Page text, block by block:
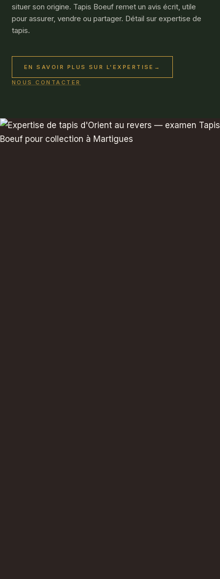
situer son origine. Tapis Boeuf remet un avis écrit, utile
pour assurer, vendre ou partager. Détail sur expertise de
tapis.
EN SAVOIR PLUS SUR L'EXPERTISE →
NOUS CONTACTER